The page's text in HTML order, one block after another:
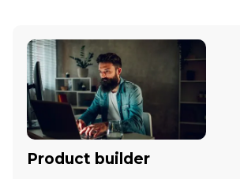
Product builder